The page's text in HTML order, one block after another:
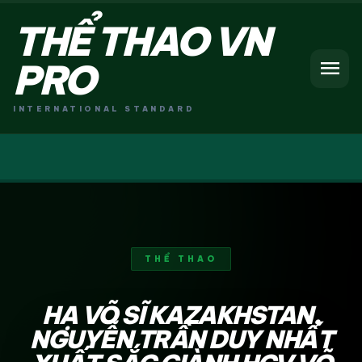
THỂ THAO VN
PRO
INTERNATIONAL STANDARD
menu
THỂ THAO
HẠ VÕ SĨ KAZAKHSTAN,
NGUYỄN TRẦN DUY NHẤT